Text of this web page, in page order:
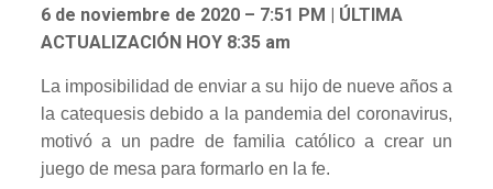
6 de noviembre de 2020 – 7:51 PM | ÚLTIMA
ACTUALIZACIÓN HOY 8:35 am
La imposibilidad de enviar a su hijo de nueve años a
la catequesis debido a la pandemia del coronavirus,
motivó a un padre de familia católico a crear un
juego de mesa para formarlo en la fe.